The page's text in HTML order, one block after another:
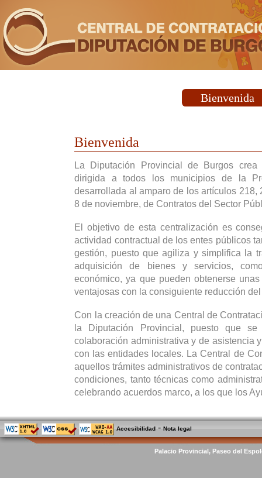
Bienvenida
Bienvenida
La Diputación Provincial de Burgos
dirigida a todos los municipios de la
desarrollada al amparo de los artículos 218,
8 de noviembre, de Contratos del Sector
El objetivo de esta centralización es
actividad contractual de los entes públicos
gestión, puesto que agiliza y simplifica la
adquisición de bienes y servicios,
económico, ya que pueden obtenerse
ventajosas con la consiguiente reducción
Con la creación de una Central de
la Diputación Provincial, puesto que
colaboración administrativa y de asistencia
con las entidades locales. La Central de
aquellos trámites administrativos de
condiciones, tanto técnicas como
celebrando acuerdos marco, a los que los
Accesibilidad -Nota legal
Palacio Provincial, Paseo del